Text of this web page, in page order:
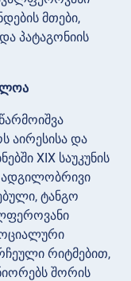
მთები,
პატაგონიის
აირესისა და
XIX საუკუნის
ტანგო
რიტმებით,
შორის